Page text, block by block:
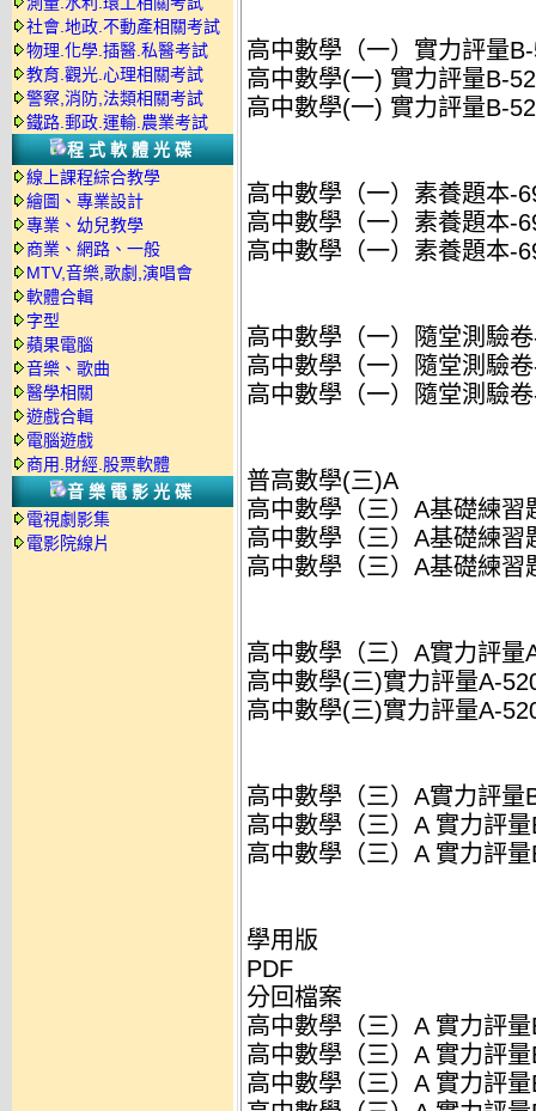
社會.地政.不動產相關考試
物理.化學.插醫.私醫考試
教育.觀光.心理相關考試
警察,消防,法類相關考試
鐵路.郵政.運輸.農業考試
程式軟體光碟
線上課程綜合教學
繪圖、專業設計
專業、幼兒教學
商業、網路、一般
MTV,音樂,歌劇,演唱會
軟體合輯
字型
蘋果電腦
音樂、歌曲
醫學相關
遊戲合輯
電腦遊戲
商用.財經.股票軟體
音樂電影光碟
電視劇影集
電影院線片
高中數學（一）實力評量
高中數學(一) 實力評量B-
高中數學(一) 實力評量B-
高中數學（一）素養題本-
高中數學（一）素養題本-
高中數學（一）素養題本-
高中數學（一）隨堂測驗
高中數學（一）隨堂測驗
高中數學（一）隨堂測驗
普高數學(三)A
高中數學（三）A基礎練習
高中數學（三）A基礎練習
高中數學（三）A基礎練
高中數學（三）A實力評量
高中數學(三)實力評量A-
高中數學(三)實力評量A-
高中數學（三）A實力評量
高中數學（三）A 實力評
高中數學（三）A 實力評
學用版
PDF
分回檔案
高中數學（三）A 實力評
高中數學（三）A 實力評
高中數學（三）A 實力評